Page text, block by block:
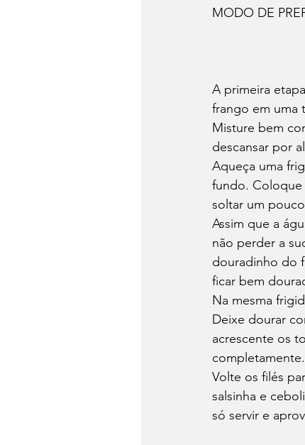
MODO DE
A primeira
frango em uma
Misture bem
descansar por
Aqueça uma
fundo. Coloque
soltar um
Assim que a
não perder a
douradinho do
ficar bem
Na mesma
Deixe dourar
acrescente os
completamente.
Volte os filés
salsinha e
só servir e